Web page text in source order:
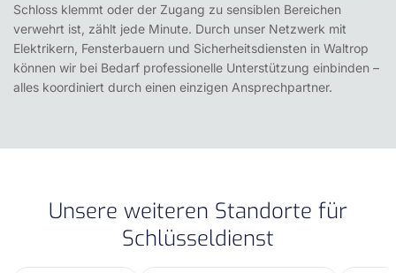
Schloss klemmt oder der Zugang zu sensiblen Bereichen
verwehrt ist, zählt jede Minute. Durch unser Netzwerk mit
Elektrikern, Fensterbauern und Sicherheitsdiensten in Waltrop
können wir bei Bedarf professionelle Unterstützung einbinden –
alles koordiniert durch einen einzigen Ansprechpartner.
Unsere weiteren Standorte für
Schlüsseldienst